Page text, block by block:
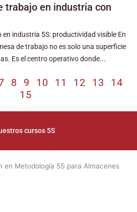
trabajo en industria con
en industria 5S: productividad visible En
de trabajo no es solo una superficie
Es el centro operativo donde...
8 9 10 11 12 13
14
15
cursos 5S